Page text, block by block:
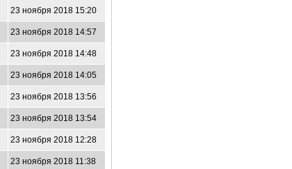
23 ноября 2018 15:20
23 ноября 2018 14:57
23 ноября 2018 14:48
23 ноября 2018 14:05
23 ноября 2018 13:56
23 ноября 2018 13:54
23 ноября 2018 12:28
23 ноября 2018 11:38